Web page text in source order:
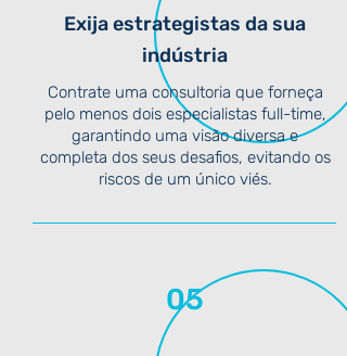
Exija estrategistas da sua
indústria
Contrate uma consultoria que forneça
pelo menos dois especialistas full-time,
garantindo uma visão diversa e
completa dos seus desafios, evitando os
riscos de um único viés.
05